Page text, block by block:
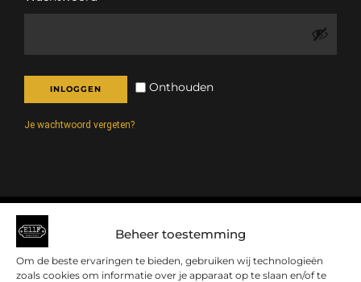
Beheer toestemming
Om de beste ervaringen te bieden, gebruiken wij technologieën
zoals cookies om informatie over je apparaat op te slaan en/of te
Onthouden
INLOGGEN
Je wachtwoord vergeten?